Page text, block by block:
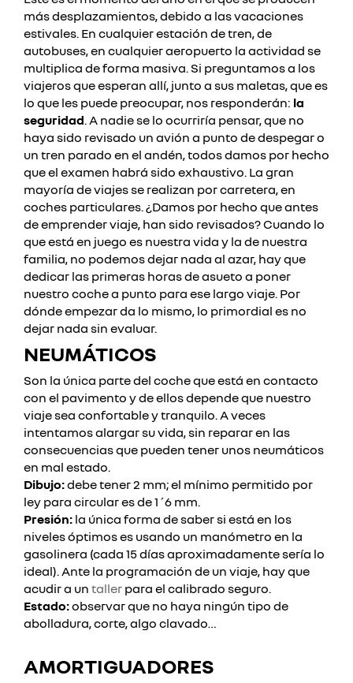
más desplazamientos, debido a las vacaciones
estivales. En cualquier estación de tren, de
autobuses, en cualquier aeropuerto la actividad se
multiplica de forma masiva. Si preguntamos a los
viajeros que esperan allí, junto a sus maletas, que es
lo que les puede preocupar, nos responderán: la
seguridad. A nadie se lo ocurriría pensar, que no
haya sido revisado un avión a punto de despegar o
un tren parado en el andén, todos damos por hecho
que el examen habrá sido exhaustivo. La gran
mayoría de viajes se realizan por carretera, en
coches particulares. ¿Damos por hecho que antes
de emprender viaje, han sido revisados?Cuando lo
que está en juego es nuestra vida y la de nuestra
familia, no podemos dejar nada al azar, hay que
dedicar las primeras horas de asueto a poner
nuestro coche a punto para ese largo viaje. Por
dónde empezar da lo mismo, lo primordial es no
dejar nada sin evaluar.
NEUMÁTICOS
Son la única parte del coche que está en contacto
con el pavimento y de ellos depende que nuestro
viaje sea confortable y tranquilo. A veces
intentamos alargar su vida, sin reparar en las
consecuencias que pueden tener unos neumáticos
en mal estado.
Dibujo:debe tener 2 mm; el mínimo permitido por
ley para circular es de 1´6 mm.
Presión: la única forma de saber si está en los
niveles óptimos es usando un manómetro en la
gasolinera (cada 15 días aproximadamente sería lo
ideal). Ante la programación de un viaje, hay que
acudir a un taller para el calibrado seguro.
Estado:observar que no haya ningún tipo de
abolladura, corte, algo clavado…
AMORTIGUADORES